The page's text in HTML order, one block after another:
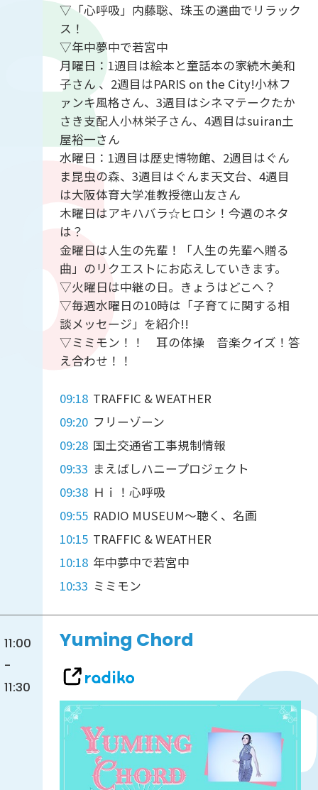
▽「心呼吸」内藤聡、珠玉の選曲でリラック
ス！
▽年中夢中で若宮中
月曜日：1週目は絵本と童話本の家続木美和
子さん 、2週目はPARIS on the City!小林フ
ァンキ風格さん、3週目はシネマテークたか
さき支配人小林栄子さん、4週目はsuiran土
屋裕一さん
水曜日：1週目は歴史博物館、2週目はぐん
ま昆虫の森、3週目はぐんま天文台、4週目
は大阪体育大学准教授徳山友さん
木曜日はアキハバラ☆ヒロシ！今週のネタ
は？
金曜日は人生の先輩！「人生の先輩へ贈る
曲」のリクエストにお応えしていきます。
▽火曜日は中継の日。きょうはどこへ？
▽毎週水曜日の10時は「子育てに関する相
談メッセージ」を紹介!!
▽ミミモン！！ 耳の体操 音楽クイズ！答
え合わせ！！
09:18 TRAFFIC & WEATHER
09:20 フリーゾーン
09:28 国土交通省工事規制情報
09:33 まえばしハニープロジェクト
09:38 Ｈｉ！心呼吸
09:55 RADIO MUSEUM～聴く、名画
10:15 TRAFFIC & WEATHER
10:18 年中夢中で若宮中
10:33 ミミモン
11:00
-
11:30
Yuming Chord